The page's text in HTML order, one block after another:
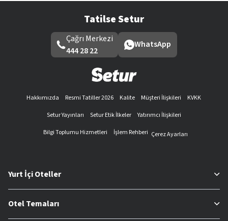
Tatilse Setur
Çağrı Merkezi
444 28 22
WhatsApp
Hakkımızda Resmi Tatiller 2026 Kalite Müşteri İlişkileri
KVKK
Setur Yayınları
Setur Etik İlkeler
Yatırımcı İlişkileri
Bilgi Toplumu Hizmetleri
İşlem Rehberi Çerez Ayarları
Yurt İçi Oteller
Otel Temaları